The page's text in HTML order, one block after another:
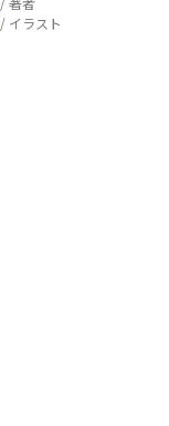
/ イラスト